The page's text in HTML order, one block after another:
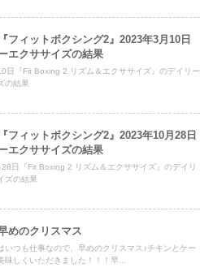
フィットボクシング2』2023年3月10日
エクササイズの結果
日『Fit Boxing 2 リズム＆エクササイズ』のデイリー
の結果
フィットボクシング2』2023年10月28日
エクササイズの結果
日『Fit Boxing 2 リズム＆エクササイズ』のデイリ
ズの結果
めのクリスマス
いつも仕事なので、早めのクリスマス♪チキンとケー
味しくいただきました！！！早...